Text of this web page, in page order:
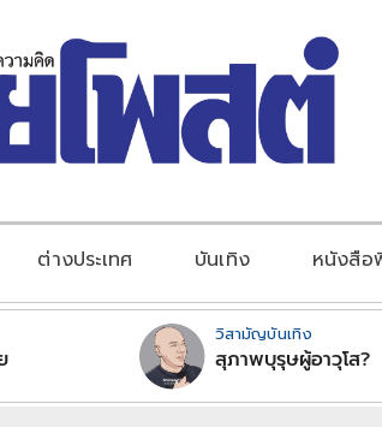
ต่างประเทศ บันเทิง หนังสื
วิสามัญบันเทิง
สุภาพบุรุษผู้อาวุโส?